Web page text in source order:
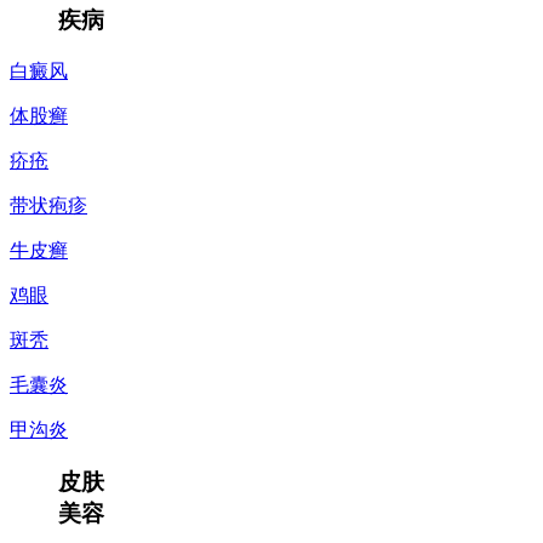
疾病
白癜风
体股癣
疥疮
带状疱疹
牛皮癣
鸡眼
斑秃
毛囊炎
甲沟炎
皮肤
美容